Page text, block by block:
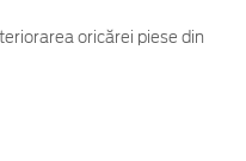
oricărei piese din